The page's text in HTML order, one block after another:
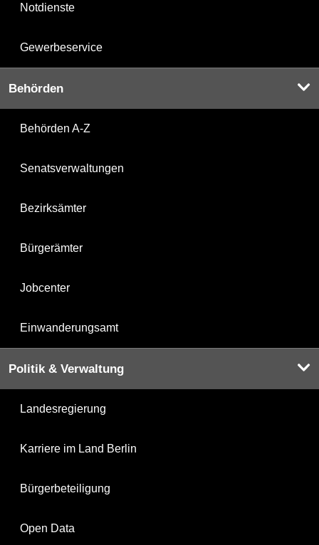
Notdienste
Gewerbeservice
Behörden
Behörden A-Z
Senatsverwaltungen
Bezirksämter
Bürgerämter
Jobcenter
Einwanderungsamt
Politik & Verwaltung
Landesregierung
Karriere im Land Berlin
Bürgerbeteiligung
Open Data